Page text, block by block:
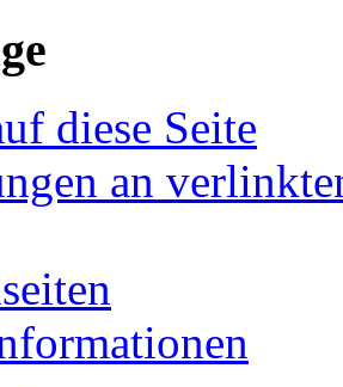
diese Seite
an